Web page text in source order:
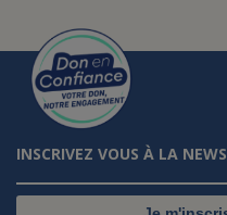
INSCRIVEZ VOUS À LA